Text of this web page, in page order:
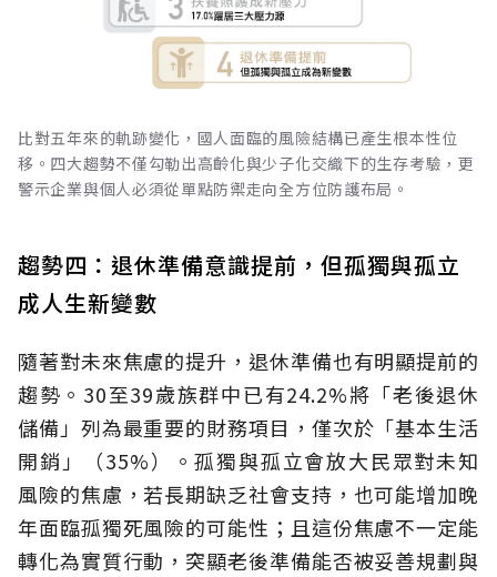
比對五年來的軌跡變化，國人面臨的風險結構已產生根本性位
移。四大趨勢不僅勾勒出高齡化與少子化交織下的生存考驗，更
警示企業與個人必須從單點防禦走向全方位防護布局。
趨勢四：退休準備意識提前，但孤獨與孤立
成人生新變數
隨著對未來焦慮的提升，退休準備也有明顯提前的
趨勢。30至39歲族群中已有24.2%將「老後退休
儲備」列為最重要的財務項目，僅次於「基本生活
開銷」（35%）。孤獨與孤立會放大民眾對未知
風險的焦慮，若長期缺乏社會支持，也可能增加晚
年面臨孤獨死風險的可能性；且這份焦慮不一定能
轉化為實質行動，突顯老後準備能否被妥善規劃與